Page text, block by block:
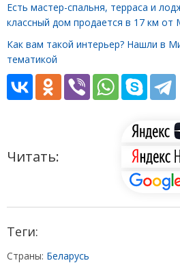
Есть мастер-спальня, терраса и
классный дом продается в 17 км от
Как вам такой интерьер? Нашли в
тематикой
Читать:
Теги:
Страны: Беларусь